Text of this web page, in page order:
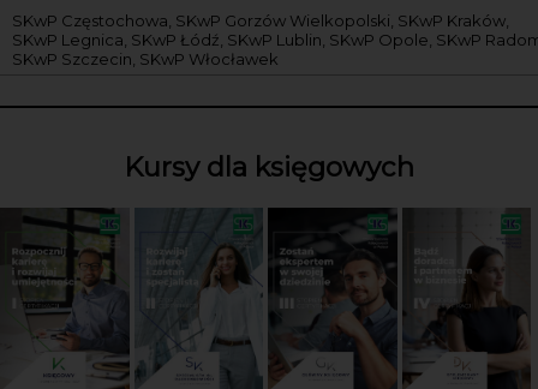
SKwP Częstochowa, SKwP Gorzów Wielkopolski, SKwP Kraków,
SKwP Legnica, SKwP Łódź, SKwP Lublin, SKwP Opole, SKwP
SKwP Szczecin, SKwP Włocławek
Kursy dla księgowych